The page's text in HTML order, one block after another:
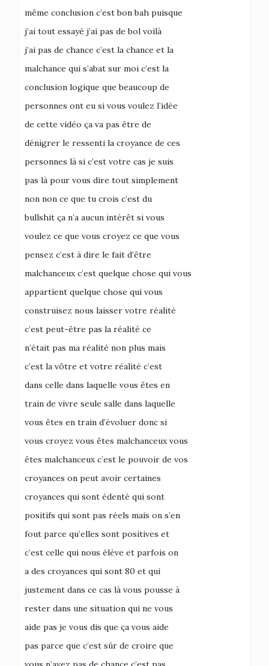
même conclusion c’est bon bah puisque
j’ai tout essayé j’ai pas de bol voilà
j’ai pas de chance c’est la chance et la
malchance qui s’abat sur moi c’est la
conclusion logique que beaucoup de
personnes ont eu si vous voulez l’idée
de cette vidéo ça va pas être de
dénigrer le ressenti la croyance de ces
personnes là si c’est votre cas je suis
pas là pour vous dire tout simplement
non non ce que tu crois c’est du
bullshit ça n’a aucun intérêt si vous
voulez ce que vous croyez ce que vous
pensez c’est à dire le fait d’être
malchanceux c’est quelque chose qui vous
appartient quelque chose qui vous
construisez nous laisser votre réalité
c’est peut-être pas la réalité ce
n’était pas ma réalité non plus mais
c’est la vôtre et votre réalité c’est
dans celle dans laquelle vous êtes en
train de vivre seule salle dans laquelle
vous êtes en train d’évoluer donc si
vous croyez vous êtes malchanceux vous
êtes malchanceux c’est le pouvoir de vos
croyances on peut avoir certaines
croyances qui sont édenté qui sont
positifs qui sont pas réels mais on s’en
fout parce qu’elles sont positives et
c’est celle qui nous élève et parfois on
a des croyances qui sont 80 et qui
justement dans ce cas là vous pousse à
rester dans une situation qui ne vous
aide pas je vous dis que ça vous aide
pas parce que c’est sûr de croire que